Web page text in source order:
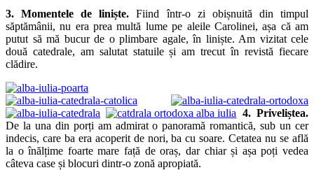
3. Momentele de liniște. Fiind într-o zi obișnuită din timpul
săptămânii, nu era prea multă lume pe aleile Carolinei, așa că am
putut să mă bucur de o plimbare agale, în liniște. Am vizitat cele
două catedrale, am salutat statuile și am trecut în revistă fiecare
clădire.
4. Priveliștea.
De la una din porți am admirat o panoramă romantică, sub un cer
indecis, care ba era acoperit de nori, ba cu soare. Cetatea nu se află
la o înălțime foarte mare față de oraș, dar chiar și așa poți vedea
câteva case și blocuri dintr-o zonă apropiată.